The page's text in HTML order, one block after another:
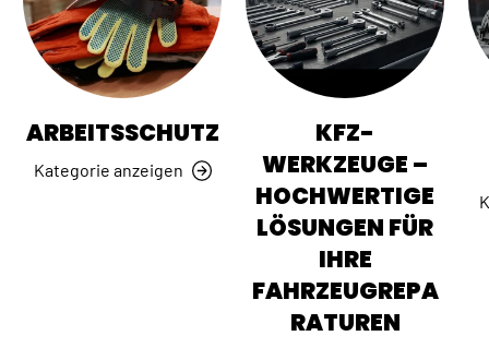
ARBEITSSCHUTZ
Kategorie anzeigen
KFZ-
WERKZEUGE –
HOCHWERTIGE
LÖSUNGEN FÜR
IHRE
FAHRZEUGREPA
RATUREN